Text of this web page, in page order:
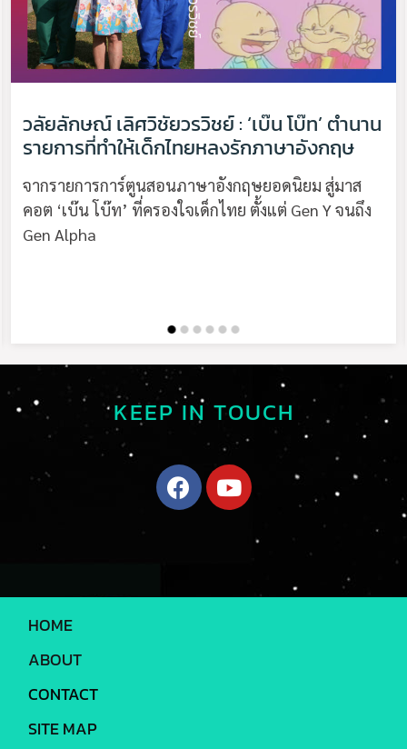
วลัยลักษณ์ เลิศวิชัยวรวิชย์ : ‘เบ๊น โบ๊ท’ ตำนาน
รายการที่ทำให้เด็กไทยหลงรักภาษาอังกฤษ
จากรายการการ์ตูนสอนภาษาอังกฤษยอดนิยม สู่มาส
คอต ‘เบ๊น โบ๊ท’ ที่ครองใจเด็กไทย ตั้งแต่ Gen Y จนถึง
Gen Alpha
KEEP IN TOUCH
HOME
ABOUT
CONTACT
SITE MAP